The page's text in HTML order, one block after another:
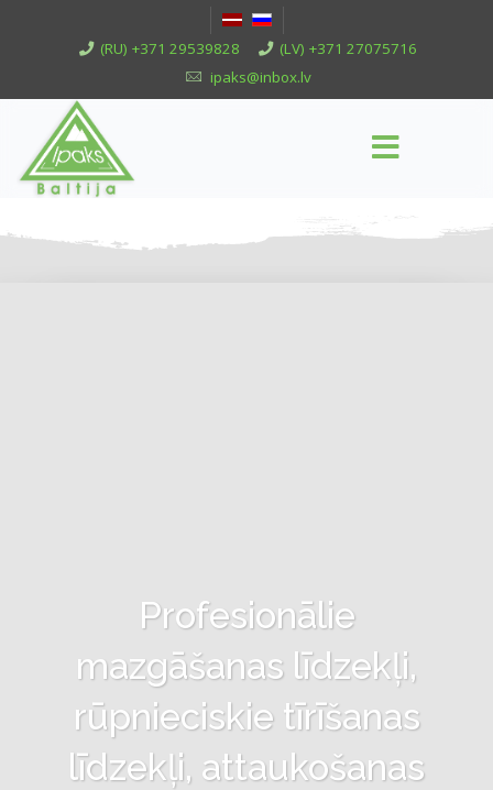
(RU) +371 29539828
(LV) +371 27075716
ipaks@inbox.lv
Profesionālie
mazgāšanas līdzekļi,
rūpnieciskie tīrīšanas
līdzekļi, attaukošanas